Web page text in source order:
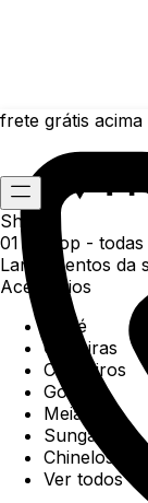
frete grátis
Shop
01 /
Shop -
Lançamentos da
Acessórios
Boné
Carteiras
Chaveiros
Gorros
Meias
Sunga
Chinelos
Ver todos